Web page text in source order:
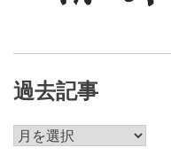
過去記事
過